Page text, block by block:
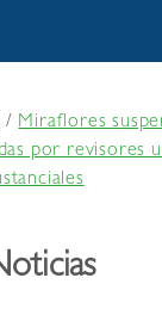
/Miraflores
por revisores